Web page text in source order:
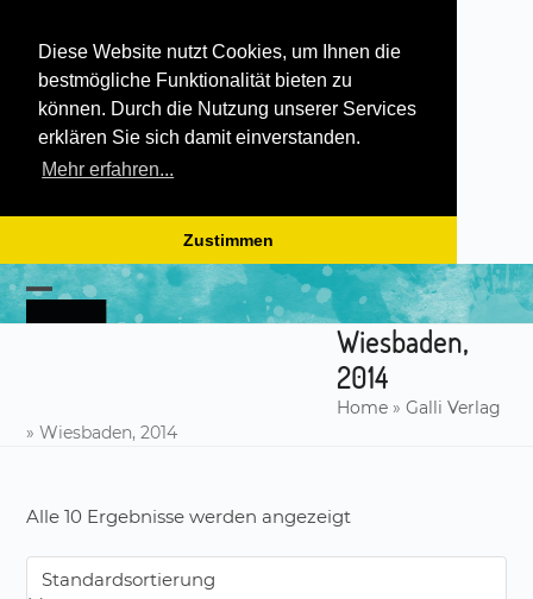
Diese Website nutzt Cookies, um Ihnen die
bestmögliche Funktionalität bieten zu
können. Durch die Nutzung unserer Services
erklären Sie sich damit einverstanden.
Mehr erfahren...
Zustimmen
Skip
to
content
Open
Close
Wiesbaden,
2014
Home» Galli Verlag
»Wiesbaden, 2014
Alle 10 Ergebnisse werden angezeigt